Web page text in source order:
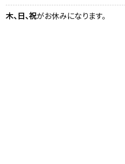
木、日、祝がお休みになります。